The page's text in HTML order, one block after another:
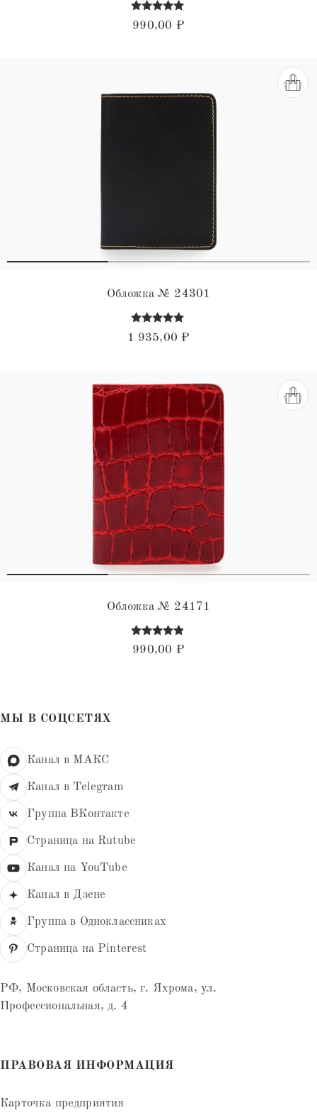
Оценка
5.00
990,00 ₽
Обложка № 24301
Оценка
4.88
1 935,00 ₽
Обложка № 24171
Оценка
4.75
990,00 ₽
МЫ В СОЦСЕТЯХ
Канал в МАКС
Канал в Telegram
Группа ВКонтакте
Страница на Rutube
Канал на YouTube
Канал в Дзене
Группа в Одноклассниках
Страница на Pinterest
РФ, Московская область, г. Яхрома, ул.
Профессиональная, д. 4
ПРАВОВАЯ ИНФОРМАЦИЯ
Карточка предприятия